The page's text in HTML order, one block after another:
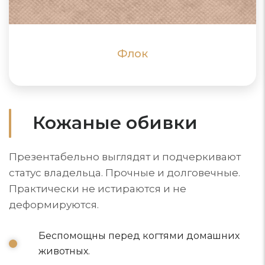
Флок
ПОДРОБНЕЕ
ПОДРОБНЕЕ
Кожаные обивки
Презентабельно выглядят и подчеркивают
статус владельца. Прочные и долговечные.
Практически не истираются и не
деформируются.
Беспомощны перед когтями домашних
животных.